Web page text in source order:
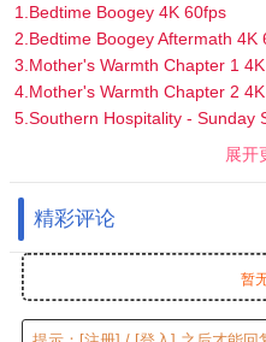
1.Bedtime Boogey 4K 60fps
2.Bedtime Boogey Aftermath 4K
3.Mother's Warmth Chapter 1
4.Mother's Warmth Chapter 2
5.Southern Hospitality - Sunday
6.Southern Hospitality 4K 60fps
8.Mischievous Mamacita 淘气妈
9.Mischievous Mamacita：
展开
精彩评论
暂